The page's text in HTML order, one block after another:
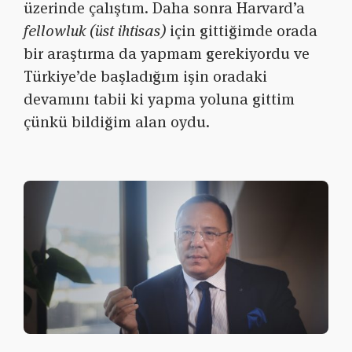
üzerinde çalıştım. Daha sonra Harvard’a
fellowluk (üst ihtisas) için gittiğimde orada
bir araştırma da yapmam gerekiyordu ve
Türkiye’de başladığım işin oradaki
devamını tabii ki yapma yoluna gittim
çünkü bildiğim alan oydu.